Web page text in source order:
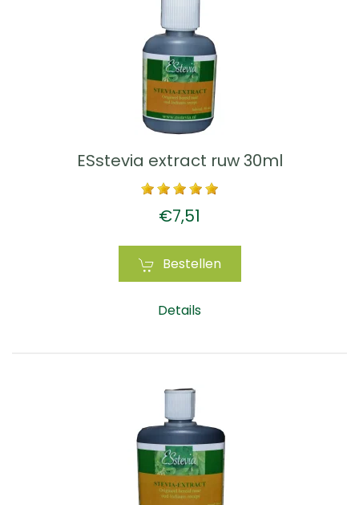
ESstevia extract ruw 30ml
€7,51
Bestellen
Details